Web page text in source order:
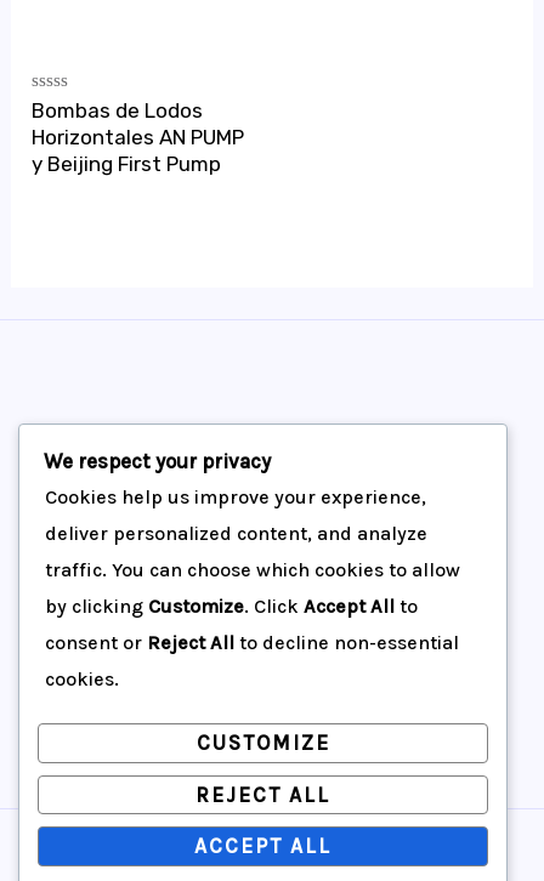
Rated
0
out
of
5
Bombas de Lodos
Horizontales AN PUMP
y Beijing First Pump
Maquinas Arequipa Servicios Generales
Inicio
Productos
Acerca de nosotros
We respect your privacy
Cookies help us improve your experience,
deliver personalized content, and analyze
traffic. You can choose which cookies to allow
by clicking Customize. Click Accept All to
consent or Reject All to decline non-essential
cookies.
CUSTOMIZE
REJECT ALL
ACCEPT ALL